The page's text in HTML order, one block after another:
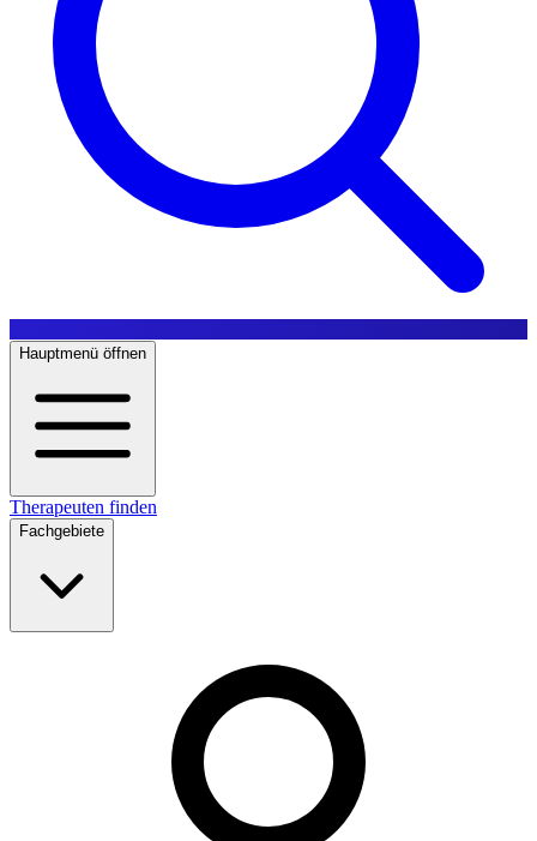
Hauptmenü öffnen
Therapeuten finden
Fachgebiete